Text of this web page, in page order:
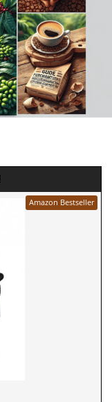
Amazon Bestseller